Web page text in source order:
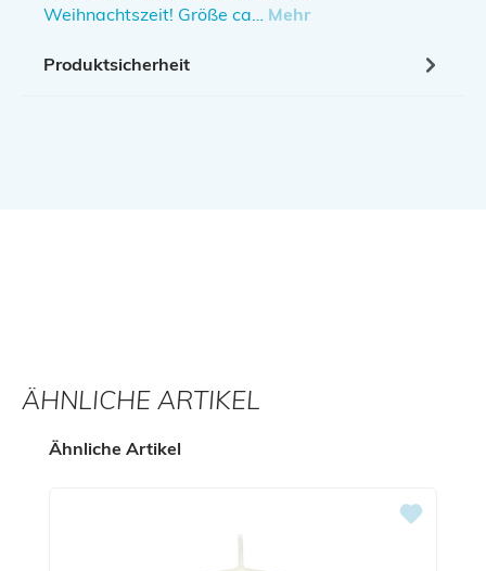
Weihnachtszeit! Größe ca… Mehr
Produktsicherheit
ÄHNLICHE ARTIKEL
Produktgalerie überspringen
Ähnliche Artikel